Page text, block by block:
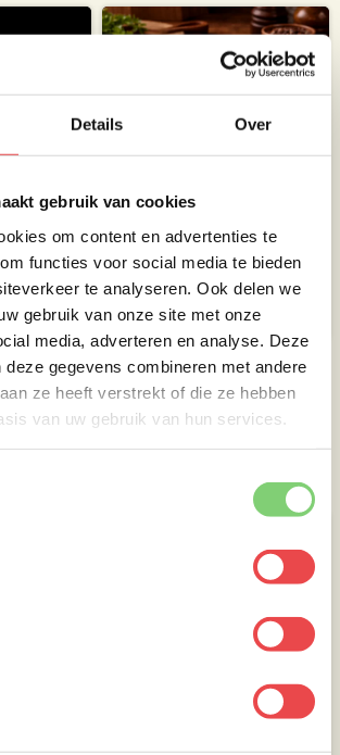
Details Over
gebruik van cookies
om content en advertenties te
functies voor social media te bieden
te analyseren. Ook delen we
gebruik van onze site met onze
media, adverteren en analyse. Deze
deze gegevens combineren met andere
ze heeft verstrekt of die ze hebben
van uw gebruik van hun services.
€ 9,90
Varkenshaas
€ 5,63
- Gevogelte
Bekijk al onze kipproducten